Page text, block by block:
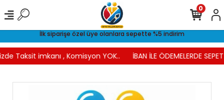
İlk siparişe özel üye olanlara sepette %5 indirim
Taksit imkanı , Komisyon YOK.. İBAN İLE ÖDEMELERDE
0